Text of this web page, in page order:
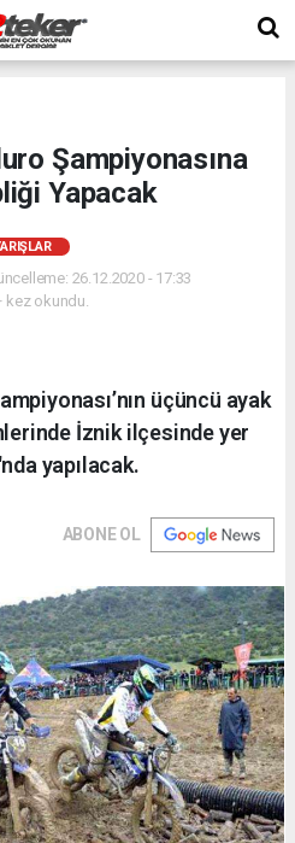
Şampiyonasına
Yapacak
26.12.2020 - 17:33
kez okundu.
üçüncü ayak
İznik ilçesinde yer
yapılacak.
ABONE OL